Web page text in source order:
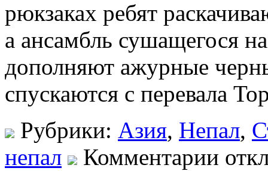
рюкзаках ребят
а ансамбль сушащегося
дополняют ажурные
спускаются с перевала
Рубрики: Азия, Непал,
непал
Комментарии